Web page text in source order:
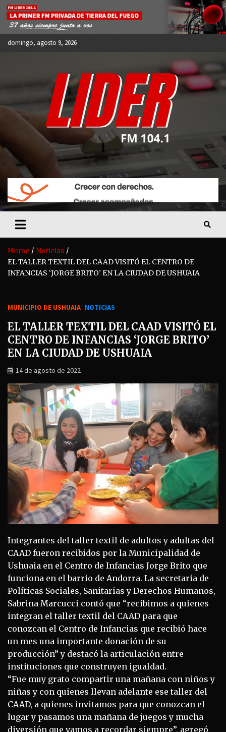
Skip
content
domingo, agosto 9, 2026
FM LIDER 104.1
Home
Noticias
EL TALLER TEXTIL DEL CAAD VISITÓ EL CENTRO DE
INFANCIAS ‘JORGE BRITO’ EN LA CIUDAD DE USHUAIA
MUNICIPIO DE USHUAIA NOTICIAS
EL TALLER TEXTIL DEL CAAD VISITÓ EL
CENTRO DE INFANCIAS ‘JORGE BRITO’
EN LA CIUDAD DE USHUAIA
14 de agosto de 2022
Integrantes del taller textil de adultos y adultas del
CAAD fueron recibidos por la Municipalidad de
Ushuaia en el Centro de Infancias Jorge Brito que
funciona en el barrio de Andorra. La secretaria de
Políticas Sociales, Sanitarias y Derechos Humanos,
Sabrina Marcucci contó que “recibimos a quienes
integran el taller textil del CAAD para que
conozcan el Centro de Infancias que recibió hace
un mes una importante donación de su
producción” y destacó la articulación entre
instituciones que construyen igualdad.
“Fue muy grato compartir una mañana con niños y
niñas y con quienes llevan adelante ese taller del
CAAD, a quienes invitamos para que conozcan el
lugar y pasamos una mañana de juegos y mucha
diversión que vamos a recordar siempre”, agregó